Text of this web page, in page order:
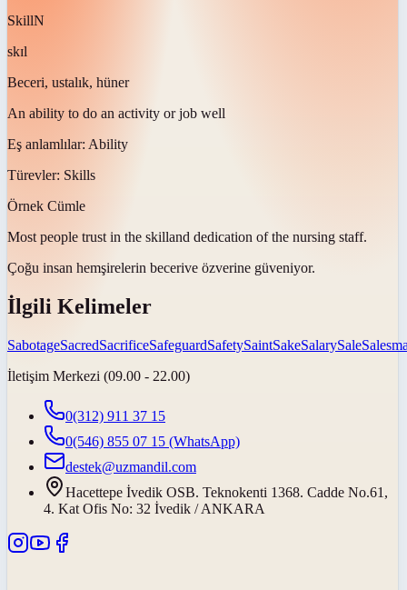
SkillN
skɪl
Beceri, ustalık, hüner
An ability to do an activity or job well
Eş anlamlılar: Ability
Türevler: Skills
Örnek Cümle
Most people trust in the skilland dedication of the nursing staff.
Çoğu insan hemşirelerin becerive özverine güveniyor.
İlgili Kelimeler
SabotageSacredSacrificeSafeguardSafetySaintSakeSalarySale
İletişim Merkezi (09.00 - 22.00)
0(312) 911 37 15
0(546) 855 07 15 (WhatsApp)
destek@uzmandil.com
Hacettepe İvedik OSB. Teknokenti 1368. Cadde No.61,
4. Kat Ofis No: 32 İvedik / ANKARA